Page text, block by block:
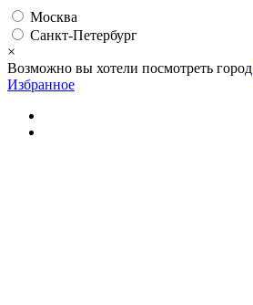
Москва
Санкт-Петербург
×
Возможно вы хотели посмотреть город
Избранное